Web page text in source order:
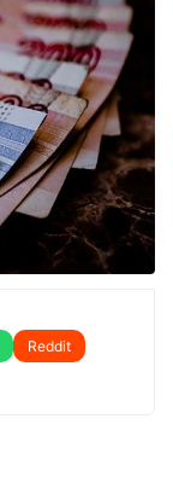
Reddit